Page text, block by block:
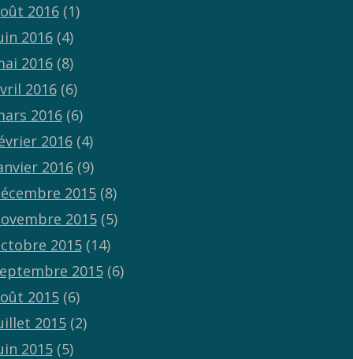
2016(1)
2016(4)
2016(8)
2016(6)
2016(6)
2016(4)
2016(9)
2015(8)
2015(5)
2015(14)
2015(6)
2015(6)
2015(2)
2015(5)